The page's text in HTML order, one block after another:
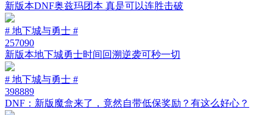
新版本DNF奥兹玛团本 真是可以连胜击破
# 地下城与勇士 #
257090
新版本地下城勇士时间回溯逆袭可秒一切
# 地下城与勇士 #
398889
DNF：新版魔盒来了，竟然自带低保奖励？有这么好心？